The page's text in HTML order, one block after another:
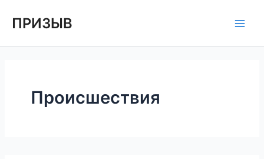
ПРИЗЫВ
Происшествия
навигация